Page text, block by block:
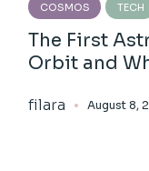
COSMOS TECH
The First
Orbit and
filara August 8,